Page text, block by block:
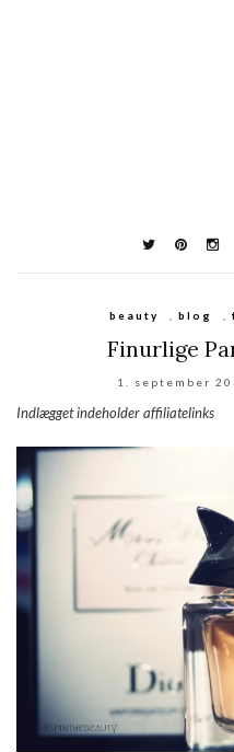
beauty , blog ,
Finurlige
1. september
Indlægget indeholder affiliatelinks